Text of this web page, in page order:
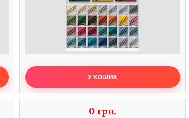
0грн.